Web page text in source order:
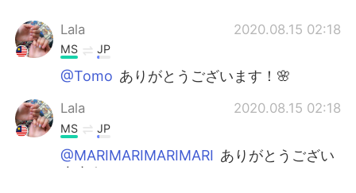
Lala 2020.08.15 02:18
MS JP
@Tomo ありがとうございます！🌸
Lala 2020.08.15 02:18
MS JP
@MARIMARIMARIMARI ありがとうござい
ます！☺️